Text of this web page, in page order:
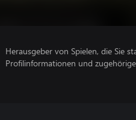
Herausgeber von Spielen, die Sie
Profilinformationen und